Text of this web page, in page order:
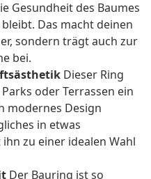
Gesundheit des Baumes
Das macht deinen
sondern trägt auch zur
bei.
Dieser Ring
oder Terrassen ein
modernes Design
in etwas
zu einer idealen Wahl
Der Bauring ist so